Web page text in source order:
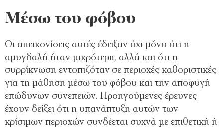
Μέσω του φόβου
Οι απεικονίσεις αυτές έδειξαν όχι μόνο ότι η
αμυγδαλή ήταν μικρότερη, αλλά και ότι η
συρρίκνωση εντοπιζόταν σε περιοχές καθοριστικές
για τη μάθηση μέσω του φόβου και την αποφυγή
επώδυνων συνεπειών. Προηγούμενες έρευνες
έχουν δείξει ότι η υπανάπτυξη αυτών των
κρίσιμων περιοχών συνδέεται συχνά με επιθετική ή